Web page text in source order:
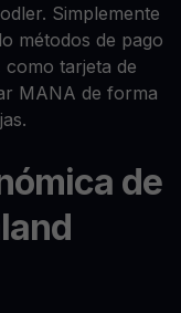
Simplemente
métodos de pago
como tarjeta de
MANA de forma
de